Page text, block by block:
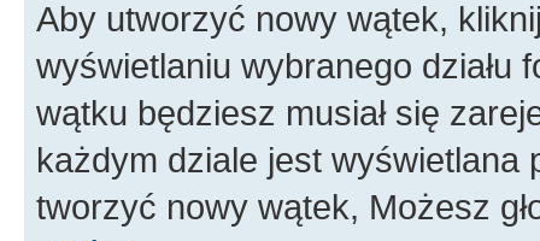
Aby utworzyć nowy wątek,
wyświetlaniu wybranego działu
wątku będziesz musiał się
każdym dziale jest wyświetlana
tworzyć nowy wątek, Możesz